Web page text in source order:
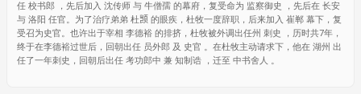
任 校书郎 ，先后加入 沈传师 与 牛僧孺 的幕府，复受命为 监察御史 ，先后在 长安
与 洛阳 任官。为了治疗弟弟 杜𫖮 的眼疾，杜牧一度辞职，后来加入 崔郸 幕下，复
受召为史官。也许出于宰相 李德裕 的排挤，杜牧被外调出任州 刺史 ，历时共7年，
终于在李德裕过世后，回朝出任 员外郎 及 史官 。在杜牧主动请求下，他在 湖州 出
任了一年刺史，回朝后出任 考功郎中 兼 知制诰 ，迁至 中书舍人 。